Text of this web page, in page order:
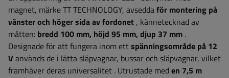
magnet, märke TT TECHNOLOGY, avseddaför montering på
vänster och höger sida av fordonet , kännetecknad av
måtten: bredd 100 mm, höjd 95 mm, djup 37 mm .
Designade för att fungera inom ettspänningsområde på 12
Vanvänds de i lätta släpvagnar, bussar och släpvagnar, vilket
framhäver deras universalitet . Utrustade meden 7,5 m